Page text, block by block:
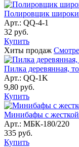
Полировщик
Арт.: QQ-4-1
32 руб.
Купить
Хиты продаж
Пилка деревянная,
Арт.: QQ-1K
9,80 руб.
Купить
Минибафы с
Арт.: МБК-180/220
335 руб.
Купить